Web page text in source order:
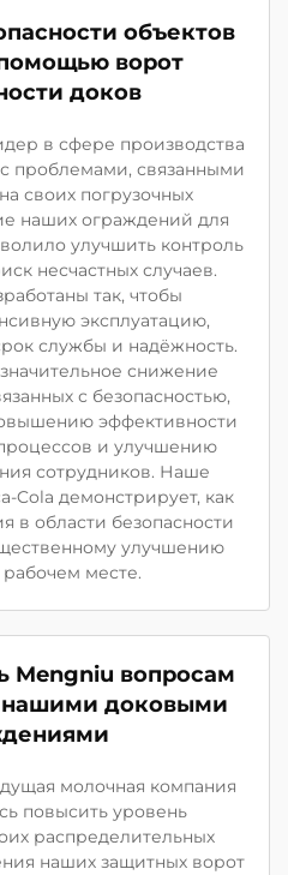
объектов
ворот
доков
в сфере производства
с проблемами, связанными
своих погрузочных
наших ограждений для
улучшить контроль
несчастных случаев.
так, чтобы
эксплуатацию,
службы и надёжность.
снижение
с безопасностью,
эффективности
и улучшению
сотрудников. Наше
Cola демонстрирует, как
в области безопасности
улучшению
месте.
Mengniu вопросам
нашими доковыми
молочная компания
повысить уровень
распределительных
наших защитных ворот